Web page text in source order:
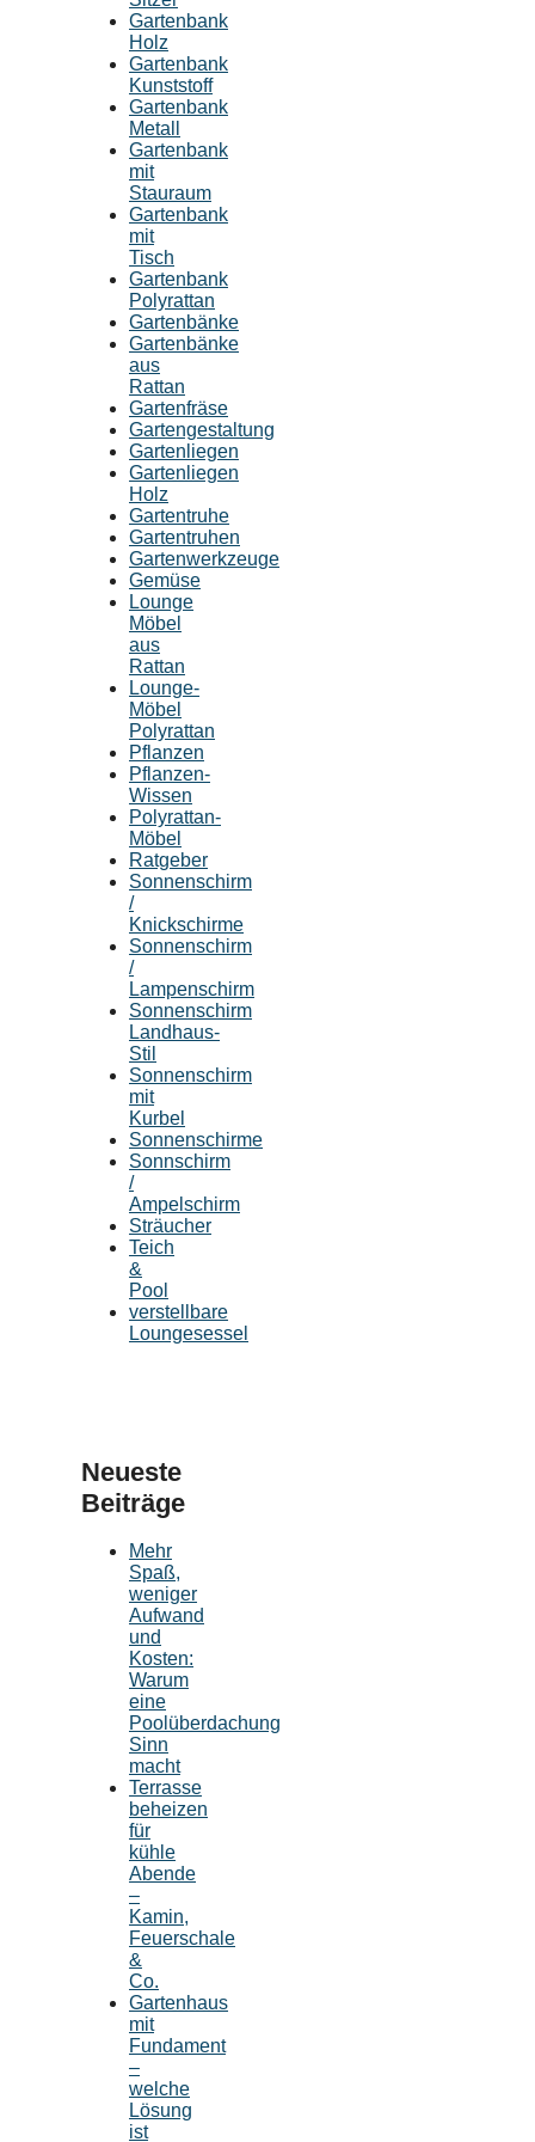
Gartenbank
Holz
Gartenbank
Kunststoff
Gartenbank
Metall
Gartenbank
mit
Stauraum
Gartenbank
mit
Tisch
Gartenbank
Polyrattan
Gartenbänke
Gartenbänke
aus
Rattan
Gartenfräse
Gartengestaltung
Gartenliegen
Gartenliegen
Holz
Gartentruhe
Gartentruhen
Gartenwerkzeuge
Gemüse
Lounge
Möbel
aus
Rattan
Lounge-
Möbel
Polyrattan
Pflanzen
Pflanzen-
Wissen
Polyrattan-
Möbel
Ratgeber
Sonnenschirm
/
Knickschirme
Sonnenschirm
/
Lampenschirm
Sonnenschirm
Landhaus-
Stil
Sonnenschirm
mit
Kurbel
Sonnenschirme
Sonnschirm
/
Ampelschirm
Sträucher
Teich
&
Pool
verstellbare
Loungesessel
Neueste
Beiträge
Mehr
Spaß,
weniger
Aufwand
und
Kosten:
Warum
eine
Poolüberdachung
Sinn
macht
Terrasse
beheizen
für
kühle
Abende
–
Kamin,
Feuerschale
&
Co.
Gartenhaus
mit
Fundament
–
welche
Lösung
ist